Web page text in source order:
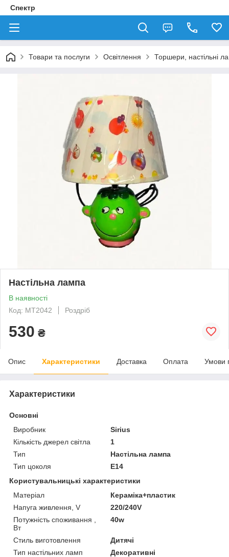
Спектр
Товари та послуги Освітлення Торшери, настільні
Настільна лампа
В наявності
Код: МТ2042
Роздріб
530 ₴
Опис Характеристики Доставка Оплата Умови
Характеристики
Основні
Виробник
Sirius
Кількість джерел світла
1
Тип
Настільна лампа
Тип цоколя
E14
Користувальницькі характеристики
Матеріал
Кераміка+пластик
Напуга живлення, V
220/240V
Потужність споживання ,
Вт
40w
Стиль виготовлення
Дитячі
Тип настільних ламп
Декоративні